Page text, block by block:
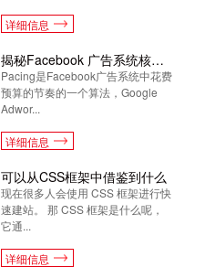
详细信息
揭秘Facebook 广告系统核心算法Pacing工作原理
Pacing是Facebook广告系统中花费
预算的节奏的一个算法，Google
Adwor...
详细信息
可以从CSS框架中借鉴到什么
现在很多人会使用 CSS 框架进行快
速建站。 那 CSS 框架是什么呢，
它通...
详细信息